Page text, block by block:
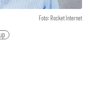
Foto: Rocket Internet